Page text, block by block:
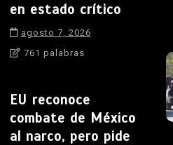
en estado crítico
agosto 7, 2026
761 palabras
EU reconoce
combate de México
al narco, pero pide